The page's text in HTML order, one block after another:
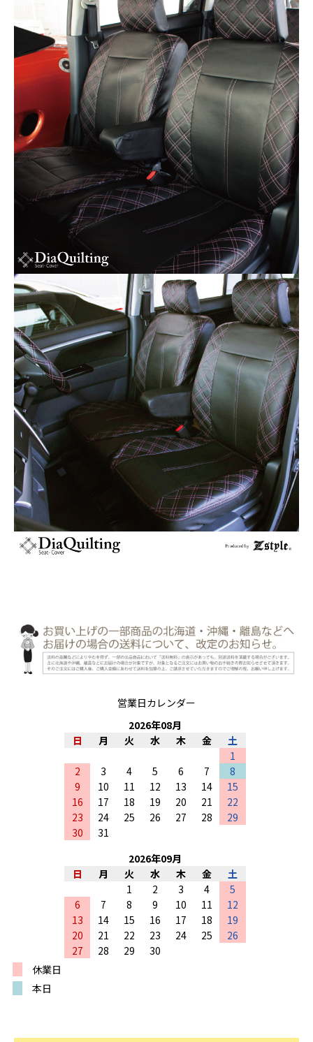
営業日カレンダー
2026年08月
日
月 火 水 木 金
土
1
2
3 4 5 6 7
8
9
10 11 12 13 14
15
16
17 18 19 20 21
22
23
24 25 26 27 28
29
30
31
2026年09月
日
月 火 水 木 金
土
1
2 3 4
5
6
7 8 9 10 11
12
13
14 15 16 17 18
19
20
21 22 23 24 25
26
27
28 29
30
休業日
本日